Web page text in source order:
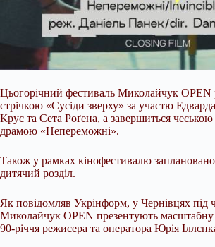
Цьогорічний фестиваль Миколайчук OPEN
стрічкою «Сусіди зверху» за участю
Крус та Сета Роґена, а завершиться
драмою «Непереможні».
Також у рамках кінофестивалю заплановано
дитячий розділ.
Як повідомляв Укрінформ, у Чернівцях під
Миколайчук OPEN презентують масштабну
90-річчя режисера та оператора Юрія